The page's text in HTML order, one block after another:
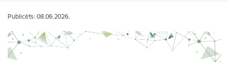
Publicēts: 08.06.2026.